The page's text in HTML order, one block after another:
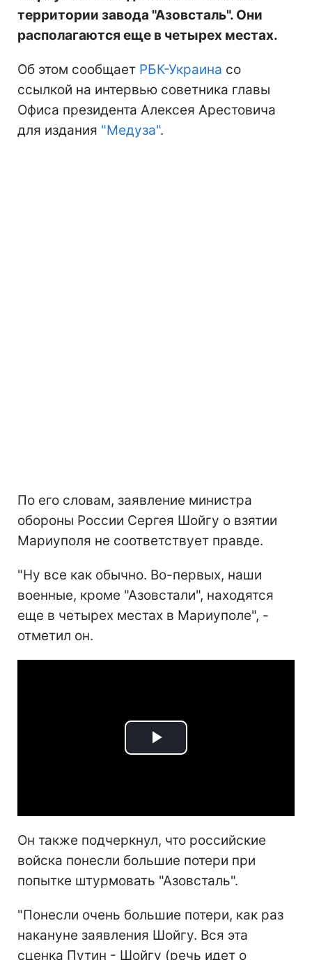
территории завода "Азовсталь". Они
располагаются еще в четырех местах.
Об этом сообщает РБК-Украина со
ссылкой на интервью советника главы
Офиса президента Алексея Арестовича
для издания "Медуза".
По его словам, заявление министра
обороны России Сергея Шойгу о взятии
Мариуполя не соответствует правде.
"Ну все как обычно. Во-первых, наши
военные, кроме "Азовстали", находятся
еще в четырех местах в Мариуполе", -
отметил он.
Play
Он также подчеркнул, что российские
войска понесли большие потери при
попытке штурмовать "Азовсталь".
"Понесли очень большие потери, как раз
накануне заявления Шойгу. Вся эта
сценка Путин - Шойгу (речь идет о